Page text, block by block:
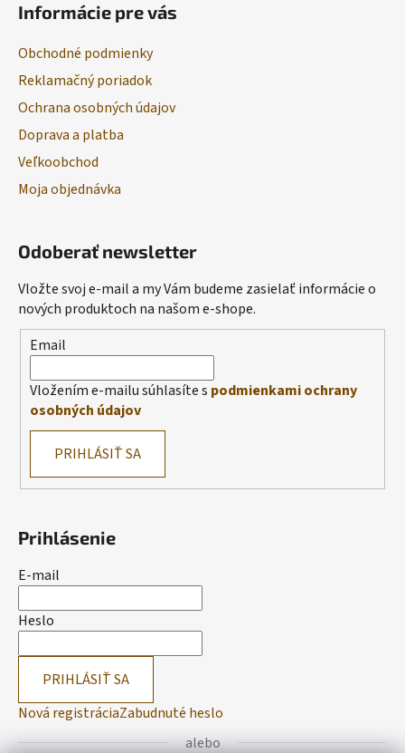
Informácie pre vás
Obchodné podmienky
Reklamačný poriadok
Ochrana osobných údajov
Doprava a platba
Veľkoobchod
Moja objednávka
Odoberať newsletter
Vložte svoj e-mail a my Vám budeme zasielať informácie o
nových produktoch na našom e-shope.
Email
Vložením e-mailu súhlasíte s podmienkami ochrany
osobných údajov
PRIHLÁSIŤ SA
Prihlásenie
E-mail
Heslo
PRIHLÁSIŤ SA
Nová registráciaZabudnuté heslo
alebo